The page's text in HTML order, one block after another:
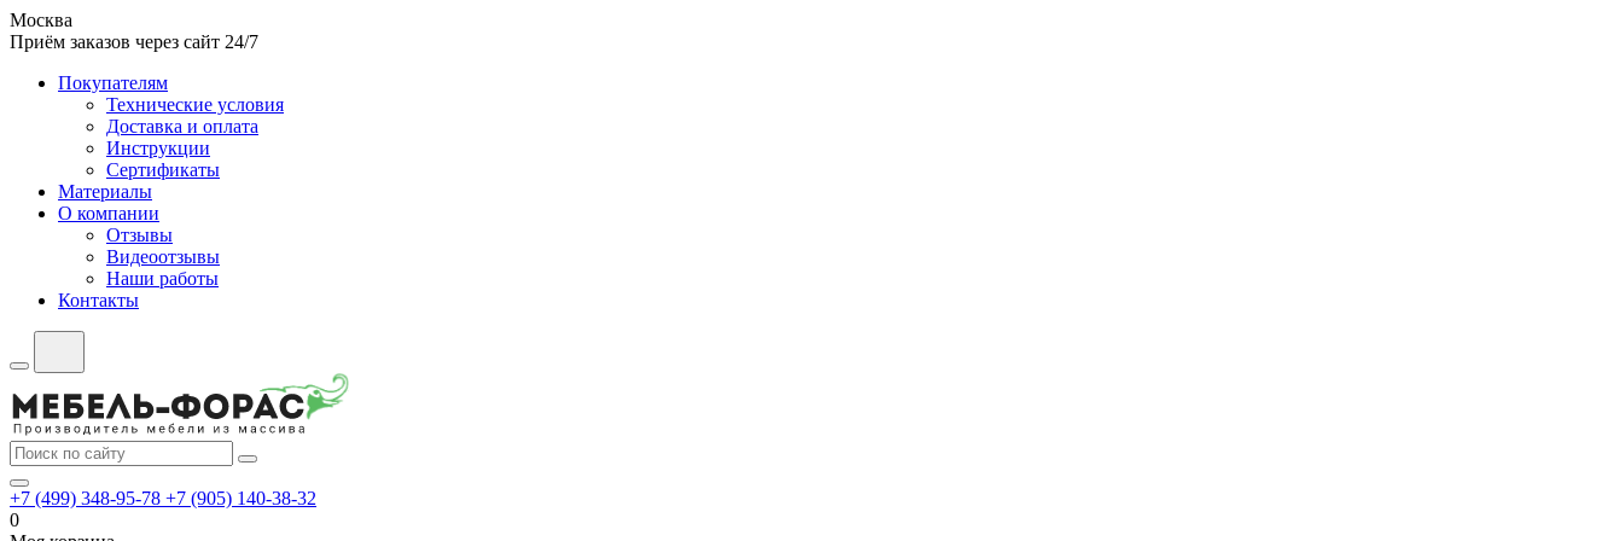
Москва
Приём заказов через сайт 24/7
Покупателям
Технические условия
Доставка и оплата
Инструкции
Сертификаты
Материалы
О компании
Отзывы
Видеоотзывы
Наши работы
Контакты
+7 (499) 348-95-78 +7 (905) 140-38-32
0